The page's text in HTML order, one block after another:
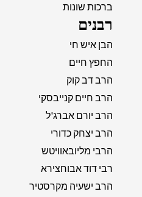
ברכות שונות
רבנים
הבן איש חי
החפץ חיים
הרב דב קוק
הרב חיים קנייבסקי
הרב יורם אברג'ל
הרב יצחק כדורי
הרבי מליובאוויטש
רבי דוד אבוחצירא
הרב ישעיה מקרסטיר